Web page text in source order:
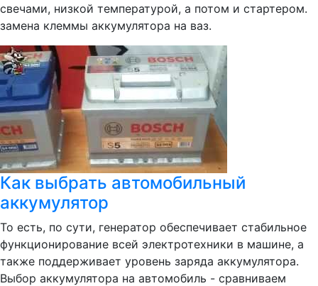
свечами, низкой температурой, а потом и стартером.
замена клеммы аккумулятора на ваз.
Как выбрать автомобильный
аккумулятор
То есть, по сути, генератор обеспечивает стабильное
функционирование всей электротехники в машине, а
также поддерживает уровень заряда аккумулятора.
Выбор аккумулятора на автомобиль - сравниваем